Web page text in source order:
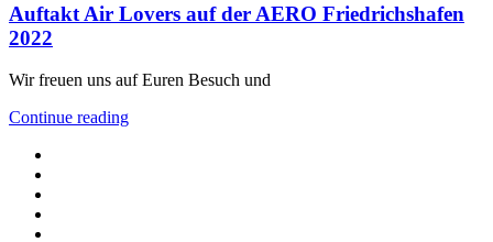
Auftakt Air Lovers auf der AERO Friedrichshafen
2022
Wir freuen uns auf Euren Besuch und
Continue reading